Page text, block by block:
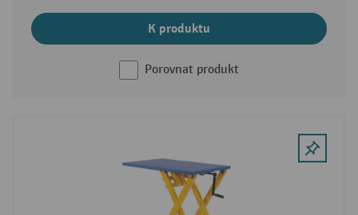
K produktu
Porovnat produkt